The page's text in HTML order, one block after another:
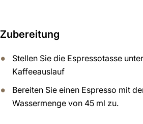
Zubereitung
Stellen Sie die Espressotasse
Kaffeeauslauf
Bereiten Sie einen Espresso mit
Wassermenge von 45 ml zu.